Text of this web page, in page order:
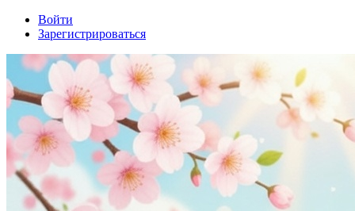
Войти
Зарегистрироваться